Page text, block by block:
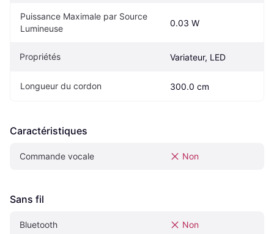
Puissance Maximale par Source
Lumineuse
0.03 W
Propriétés Variateur, LED
Longueur du cordon 300.0 cm
Caractéristiques
Commande vocale Non
Sans fil
Bluetooth Non